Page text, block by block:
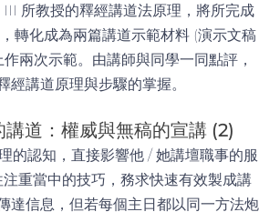
所教授的釋經講道法原理，將所完成
轉化成為兩篇講道示範材料 (演示文稿
兩次示範。由講師與同學一同點評，
經講道原理與步驟的掌握。
道：權威與無稿的宣講 (2)
的認知，直接影響他 / 她講壇職事的服
重當中的技巧，務求快速有效製成講
達信息，但若每個主日都以同一方法炮